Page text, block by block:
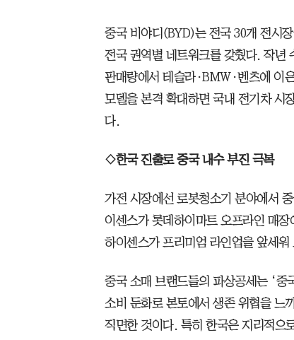
중국 비야디(BYD)는 전국 30개 전시
전국 권역별 네트워크를 갖췄다. 작년
판매량에서 테슬라·BMW·벤츠에 이
모델을 본격 확대하면 국내 전기차 시
다.
◇한국 진출로 중국 내수 부진 극복
가전 시장에선 로봇청소기 분야에서
이센스가 롯데하이마트 오프라인 매
하이센스가 프리미엄 라인업을 앞세
중국 소매 브랜드들의 파상공세는 ‘중
소비 둔화로 본토에서 생존 위협을 느
직면한 것이다. 특히 한국은 지리적으